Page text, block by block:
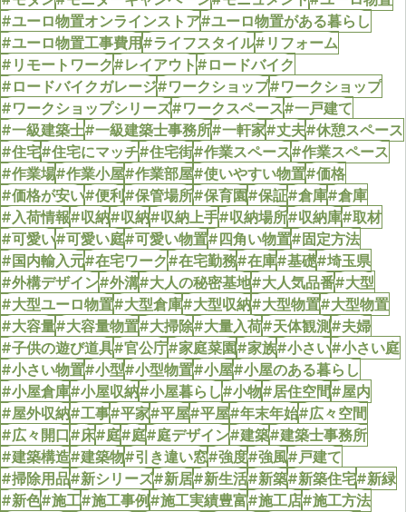
#ユーロ物置オンラインストア#ユーロ物置がある暮らし
#ユーロ物置工事費用#ライフスタイル#リフォーム
#リモートワーク#レイアウト#ロードバイク
#ロードバイクガレージ#ワークショップ#ワークショップ
#ワークショップシリーズ#ワークスペース#一戸建て
#一級建築士#一級建築士事務所#一軒家#丈夫#休憩スペース
#住宅#住宅にマッチ#住宅街#作業スペース#作業スペース
#作業場#作業小屋#作業部屋#使いやすい物置#価格
#価格が安い#便利#保管場所#保育園#保証#倉庫#倉庫
#入荷情報#収納#収納#収納上手#収納場所#収納庫#取材
#可愛い#可愛い庭#可愛い物置#四角い物置#固定方法
#国内輸入元#在宅ワーク#在宅勤務#在庫#基礎#埼玉県
#外構デザイン#外溝#大人の秘密基地#大人気品番#大型
#大型ユーロ物置#大型倉庫#大型収納#大型物置#大型物置
#大容量#大容量物置#大掃除#大量入荷#天体観測#夫婦
#子供の遊び道具#官公庁#家庭菜園#家族#小さい#小さい庭
#小さい物置#小型#小型物置#小屋#小屋のある暮らし
#小屋倉庫#小屋収納#小屋暮らし#小物#居住空間#屋内
#屋外収納#工事#平家#平屋#平屋#年末年始#広々空間
#広々開口#床#庭#庭#庭デザイン#建築#建築士事務所
#建築構造#建築物#引き違い窓#強度#強風#戸建て
#掃除用品#新シリーズ#新居#新生活#新築#新築住宅#新緑
#新色#施工#施工事例#施工実績豊富#施工店#施工方法